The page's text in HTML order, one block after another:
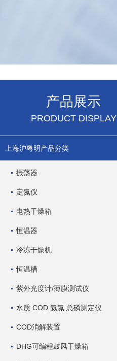
产品展示
PRODUCT DISPLAY
上海沪粤明产品分类
振荡器
定氮仪
电热干燥箱
恒温器
冷冻干燥机
恒温槽
紫外光度计/薄膜测试仪
水质 COD 氨氮 总磷测定仪
COD消解装置
DHG可编程鼓风干燥箱